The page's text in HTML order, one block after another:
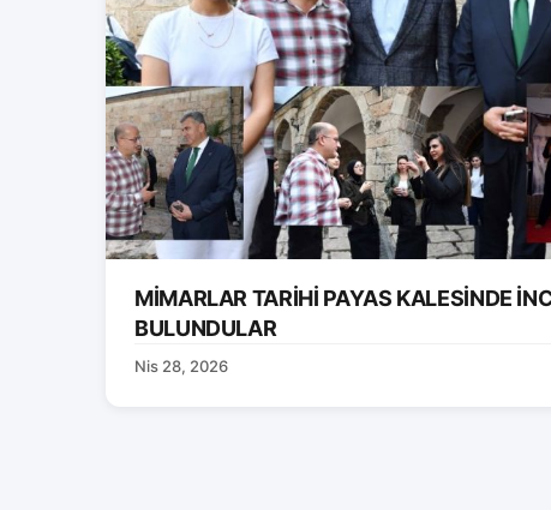
MİMARLAR TARİHİ PAYAS KALESİNDE
BULUNDULAR
Nis 28, 2026